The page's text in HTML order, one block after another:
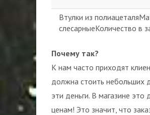
Втулки из
слесарныеКоличество в
Почему так?
К нам часто приходят
должна стоить небольших
эти деньги. В магазине
ценам! Это значит, что